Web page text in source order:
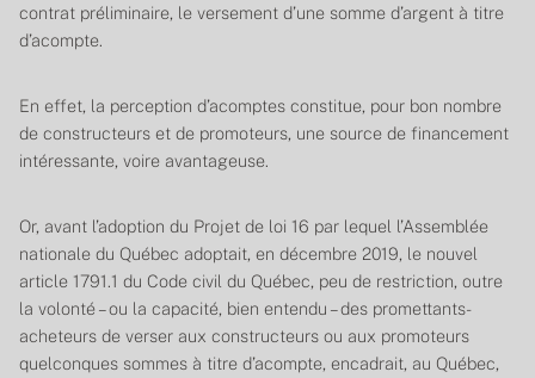
contrat préliminaire, le versement d’une somme d’argent à titre
d’acompte.
En effet, la perception d’acomptes constitue, pour bon nombre
de constructeurs et de promoteurs, une source de financement
intéressante, voire avantageuse.
Or, avant l’adoption du Projet de loi 16 par lequel l’Assemblée
nationale du Québec adoptait, en décembre 2019, le nouvel
article 1791.1 du Code civil du Québec, peu de restriction, outre
la volonté – ou la capacité, bien entendu – des promettants-
acheteurs de verser aux constructeurs ou aux promoteurs
quelconques sommes à titre d’acompte, encadrait, au Québec,